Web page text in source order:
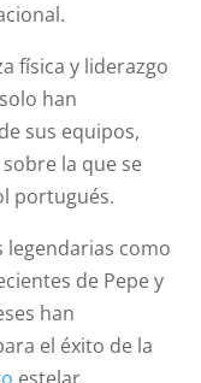
física y liderazgo
han
sus equipos,
la que se
portugués.
legendarias como
de Pepe y
han
el éxito de la